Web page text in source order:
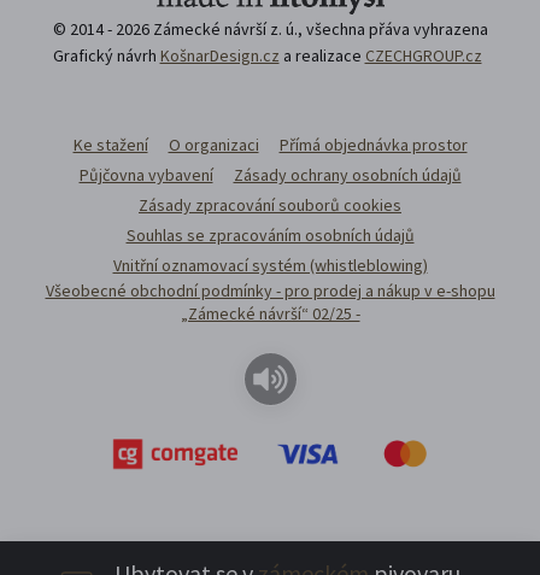
© 2014 - 2026 Zámecké návrší z. ú., všechna přáva vyhrazena
Grafický návrh KošnarDesign.cz a realizace CZECHGROUP.cz
Ke stažení O organizaci
Přímá objednávka prostor
Půjčovna vybavení
Zásady ochrany osobních údajů
Zásady zpracování souborů cookies
Souhlas se zpracováním osobních údajů
Vnitřní oznamovací systém (whistleblowing)
Všeobecné obchodní podmínky - pro prodej a nákup v e-shopu
„Zámecké návrší“ 02/25 -